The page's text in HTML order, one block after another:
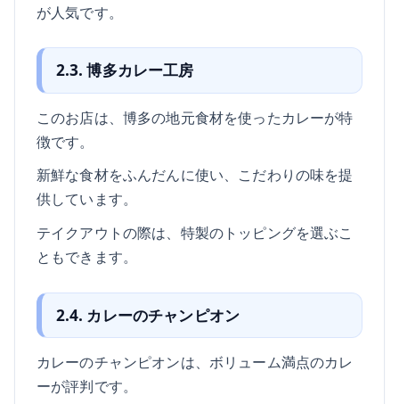
が人気です。
2.3. 博多カレー工房
このお店は、博多の地元食材を使ったカレーが特
徴です。
新鮮な食材をふんだんに使い、こだわりの味を提
供しています。
テイクアウトの際は、特製のトッピングを選ぶこ
ともできます。
2.4. カレーのチャンピオン
カレーのチャンピオンは、ボリューム満点のカレ
ーが評判です。